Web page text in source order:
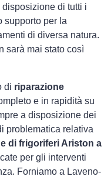
di tutti i
supporto per la
di diversa natura.
sarà mai stato così
di riparazione
e in rapidità su
a disposizione dei
problematica relativa
di frigoriferi Ariston a
per gli interventi
Forniamo a Laveno-